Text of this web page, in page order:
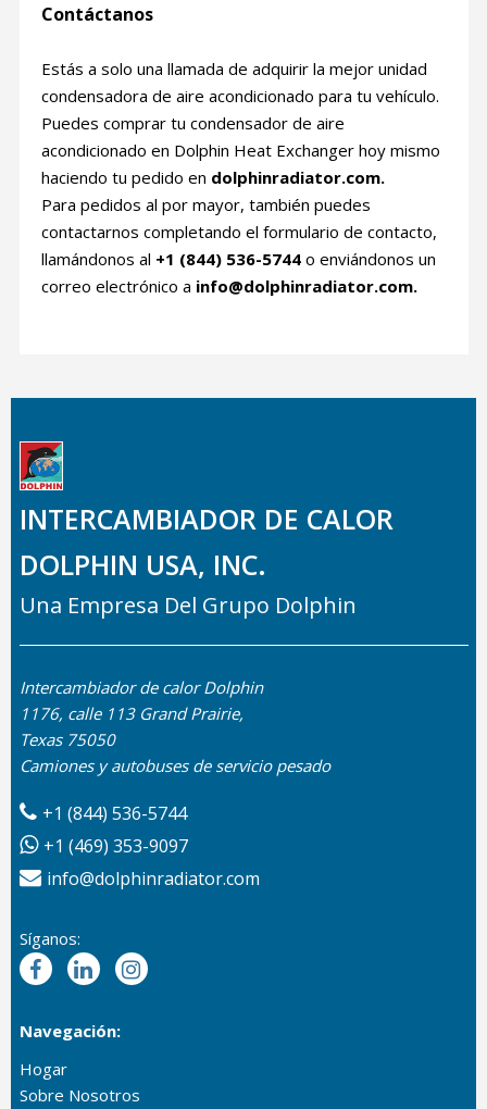
Contáctanos
Estás a solo una llamada de adquirir la mejor unidad
condensadora de aire acondicionado para tu vehículo.
Puedes comprar tu condensador de aire
acondicionado en Dolphin Heat Exchanger hoy mismo
haciendo tu pedido en dolphinradiator.com.
Para pedidos al por mayor, también puedes
contactarnos completando el formulario de contacto,
llamándonos al +1 (844) 536-5744o enviándonos un
correo electrónico a info@dolphinradiator.com.
INTERCAMBIADOR DE CALOR
DOLPHIN USA, INC.
Una Empresa Del Grupo Dolphin
Intercambiador de calor Dolphin
1176, calle 113 Grand Prairie,
Texas 75050
Camiones y autobuses de servicio pesado
+1 (844) 536-5744
+1 (469) 353-9097
info@dolphinradiator.com
Síganos:
Navegación:
Hogar
Sobre Nosotros